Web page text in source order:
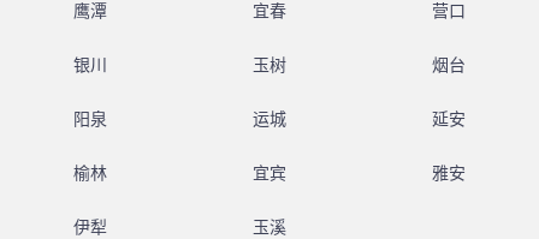
鹰潭 宜春 营口
银川 玉树 烟台
阳泉 运城 延安
榆林 宜宾 雅安
伊犁 玉溪